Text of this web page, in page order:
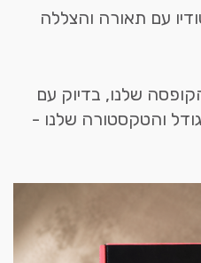
עם תאורה והצללה
שלנו, בדיוק עם
והטקסטורה שלנו -